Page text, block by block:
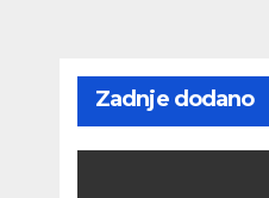
Zadnje dodano